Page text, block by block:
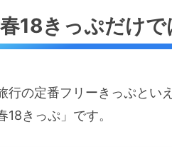
18きっぷだけで
行の定番フリーきっぷとい
18きっぷ」です。